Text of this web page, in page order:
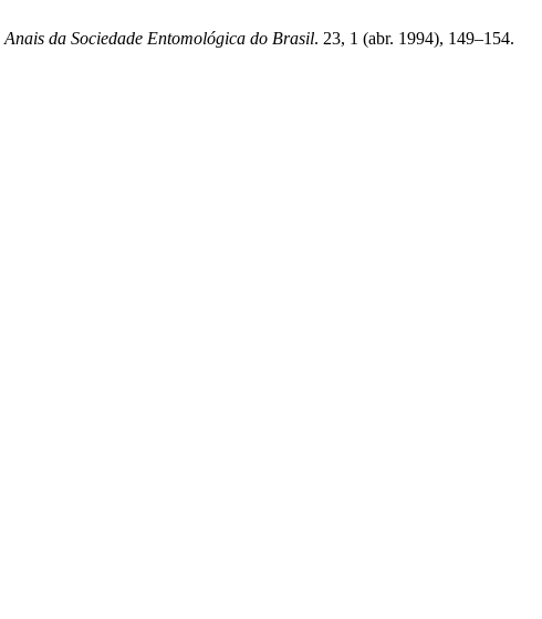
Anais da Sociedade Entomológica do Brasil. 23, 1 (abr. 1994), 149–154.